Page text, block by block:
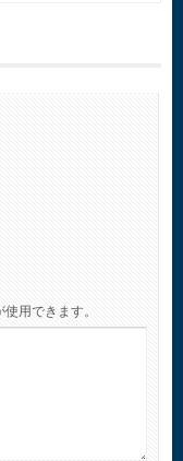
使用できます。